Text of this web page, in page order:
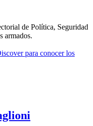
de Política, Seguridad
armados.
para conocer los